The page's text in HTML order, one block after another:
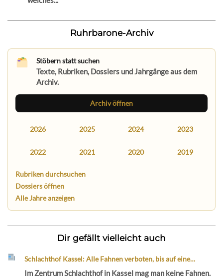
Ruhrbarone-Archiv
Stöbern statt suchen
Texte, Rubriken, Dossiers und Jahrgänge aus dem
Archiv.
Archiv öffnen
2026 2025 2024 2023
2022 2021 2020 2019
Rubriken durchsuchen
Dossiers öffnen
Alle Jahre anzeigen
Dir gefällt vielleicht auch
Schlachthof Kassel: Alle Fahnen verboten, bis auf eine…
Im Zentrum Schlachthof in Kassel mag man keine Fahnen.